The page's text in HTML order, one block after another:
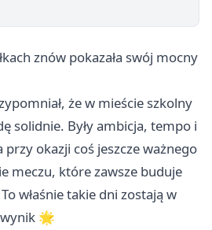
znów pokazała swój mocny
że w mieście szkolny
solidnie. Były ambicja, tempo i
przy okazji coś jeszcze ważnego
meczu, które zawsze buduje
właśnie takie dni zostają w
wynik 🌟